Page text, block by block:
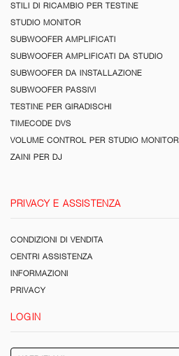
STILI DI RICAMBIO PER TESTINE
STUDIO MONITOR
SUBWOOFER AMPLIFICATI
SUBWOOFER AMPLIFICATI DA STUDIO
SUBWOOFER DA INSTALLAZIONE
SUBWOOFER PASSIVI
TESTINE PER GIRADISCHI
TIMECODE DVS
VOLUME CONTROL PER STUDIO MONITOR
ZAINI PER DJ
PRIVACY E ASSISTENZA
CONDIZIONI DI VENDITA
CENTRI ASSISTENZA
INFORMAZIONI
PRIVACY
LOGIN